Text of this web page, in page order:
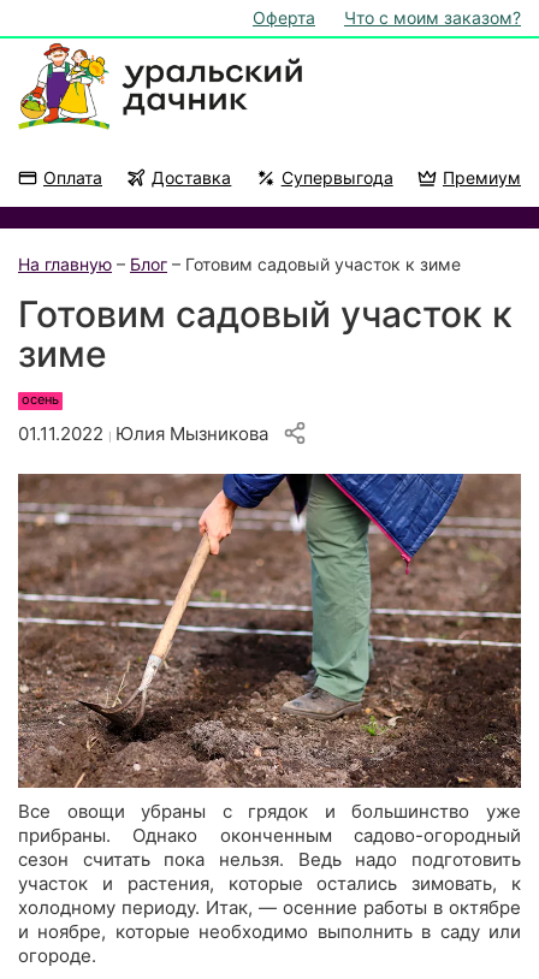
Оферта Что с моим заказом?
Оплата Доставка Супервыгода Премиум
На главную – Блог – Готовим садовый участок к зиме
Готовим садовый участок к
зиме
осень
01.11.2022 Юлия Мызникова
Все овощи убраны с грядок и большинство уже
прибраны. Однако оконченным садово-огородный
сезон считать пока нельзя. Ведь надо подготовить
участок и растения, которые остались зимовать, к
холодному периоду. Итак, — осенние работы в октябре
и ноябре, которые необходимо выполнить в саду или
огороде.